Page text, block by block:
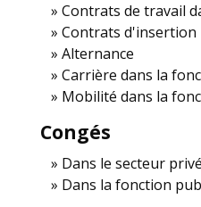
Contrats de travail
Contrats d'insertion
Alternance
Carrière dans la
Mobilité dans la
Congés
Dans le secteur privé
Dans la fonction